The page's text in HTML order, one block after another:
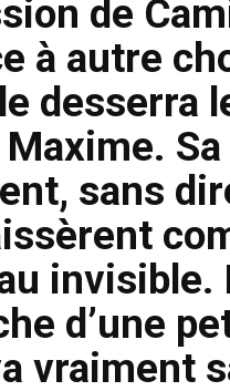
de
à autre
desserra
sans
invisible.
d’une
vraiment